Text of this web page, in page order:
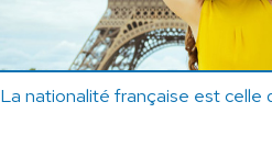
La nationalité française est celle